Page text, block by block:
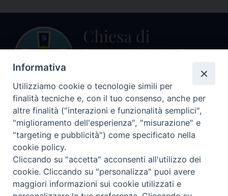
Centralino Curia Vescovile
0541 913711
Indirizzo
47864 PENNABILLI (RN)
Seguici su
Informativa
Utilizziamo cookie o tecnologie simili per
finalità tecniche e, con il tuo consenso, anche per
altre finalità ("interazioni e funzionalità semplici",
"miglioramento dell'esperienza", "misurazione" e
"targeting e pubblicità") come specificato nella
cookie policy.
Cliccando su "accetta" acconsenti all'utilizzo dei
cookie. Cliccando su "personalizza" puoi avere
maggiori informazioni sui cookie utilizzati e